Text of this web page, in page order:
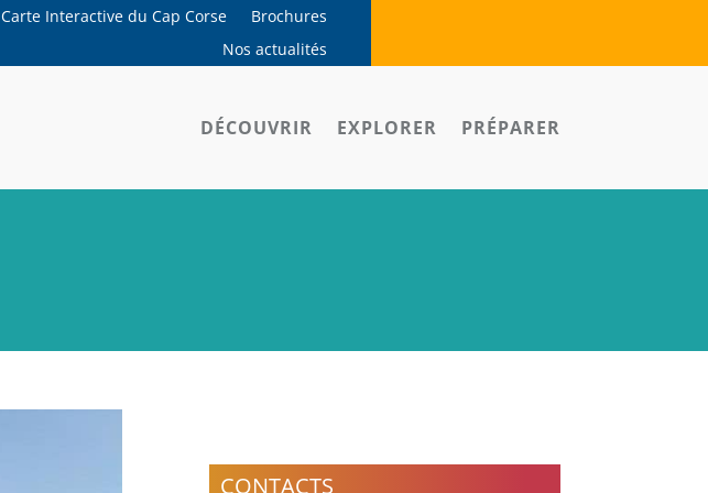
Carte Interactive du Cap Corse
Brochures
Nos actualités
DÉCOUVRIR EXPLORER PRÉPARER
CONTACTS